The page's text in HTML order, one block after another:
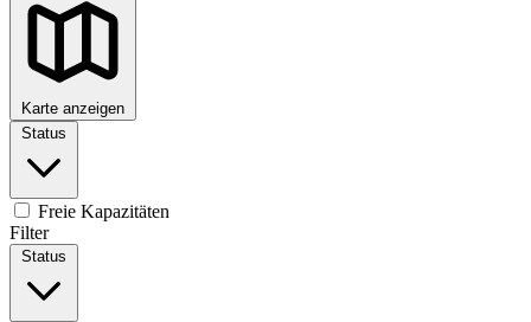
Karte anzeigen
Status
Freie Kapazitäten
Filter
Status